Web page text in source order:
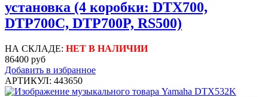
установка (4 коробки: DTX700,
DTP700C, DTP700P, RS500)
НА СКЛАДЕ: НЕТ В НАЛИЧИИ
86400 руб
Добавить в избранное
АРТИКУЛ: 443650